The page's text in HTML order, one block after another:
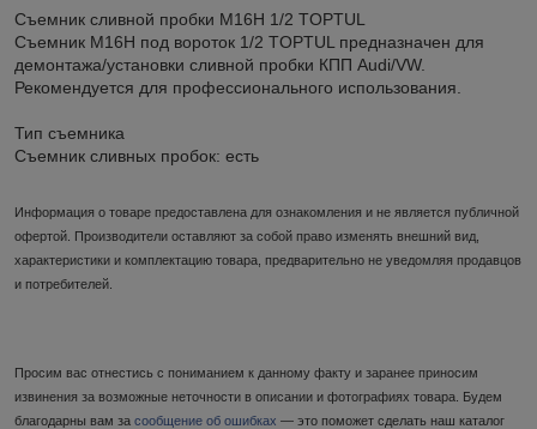
Съемник сливной пробки M16H 1/2 TOPTUL
Съемник M16H под вороток 1/2 TOPTUL предназначен для
демонтажа/установки сливной пробки КПП Audi/VW.
Рекомендуется для профессионального использования.
Тип съемника
Съемник сливных пробок: есть
Информация о товаре предоставлена для ознакомления и не является публичной
офертой. Производители оставляют за собой право изменять внешний вид,
характеристики и комплектацию товара, предварительно не уведомляя продавцов
и потребителей.
Просим вас отнестись с пониманием к данному факту и заранее приносим
извинения за возможные неточности в описании и фотографиях товара. Будем
благодарны вам за сообщение об ошибках — это поможет сделать наш каталог